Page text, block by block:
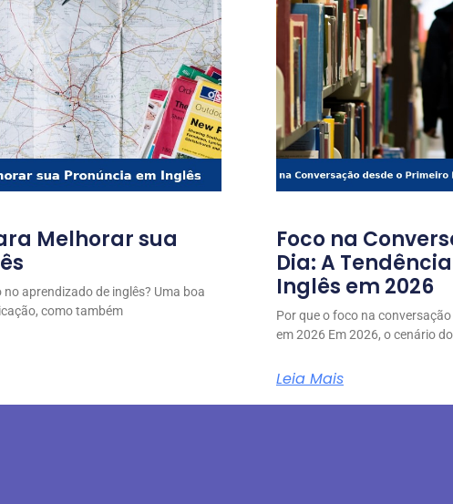
Melhorar sua
aprendizado de inglês? Uma boa
como também
Foco na
Dia: A
Inglês em 2026
Por que o foco na
em 2026 Em 2026, o cenário
Leia Mais